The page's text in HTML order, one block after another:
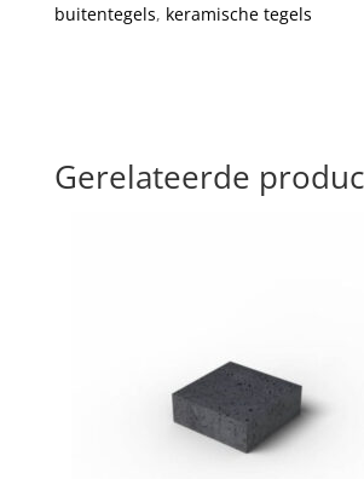
buitentegels, keramische tegels
Gerelateerde